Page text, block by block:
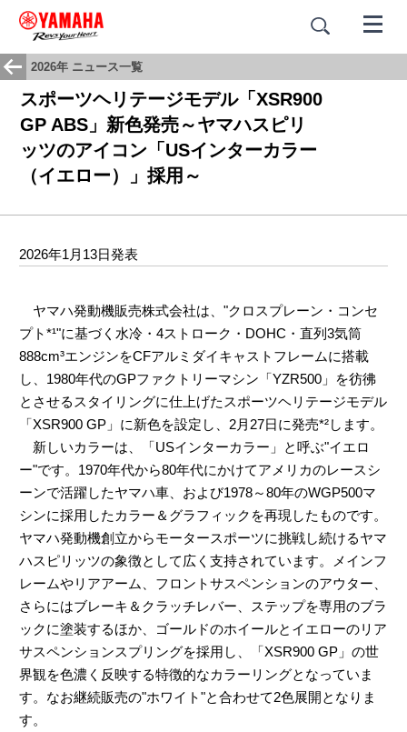
2026年 ニュース一覧
スポーツヘリテージモデル「XSR900
GP ABS」新色発売～ヤマハスピリ
ッツのアイコン「USインターカラー
（イエロー）」採用～
2026年1月13日発表
ヤマハ発動機販売株式会社は、"クロスプレーン・コンセ
プト*¹"に基づく水冷・4ストローク・DOHC・直列3気筒
888cm³エンジンをCFアルミダイキャストフレームに搭載
し、1980年代のGPファクトリーマシン「YZR500」を彷彿
とさせるスタイリングに仕上げたスポーツヘリテージモデル
「XSR900 GP」に新色を設定し、2月27日に発売*²します。
新しいカラーは、「USインターカラー」と呼ぶ"イエロ
ー"です。1970年代から80年代にかけてアメリカのレースシ
ーンで活躍したヤマハ車、および1978～80年のWGP500マ
シンに採用したカラー＆グラフィックを再現したものです。
ヤマハ発動機創立からモータースポーツに挑戦し続けるヤマ
ハスピリッツの象徴として広く支持されています。メインフ
レームやリアアーム、フロントサスペンションのアウター、
さらにはブレーキ＆クラッチレバー、ステップを専用のブラ
ックに塗装するほか、ゴールドのホイールとイエローのリア
サスペンションスプリングを採用し、「XSR900 GP」の世
界観を色濃く反映する特徴的なカラーリングとなっていま
す。なお継続販売の"ホワイト"と合わせて2色展開となりま
す。